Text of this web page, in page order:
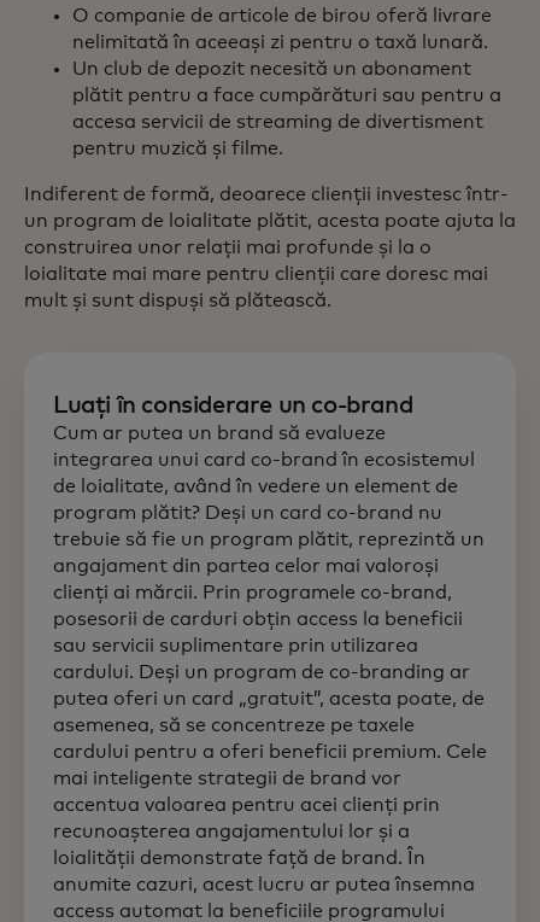
O companie de articole de birou oferă livrare
nelimitată în aceeași zi pentru o taxă lunară.
Un club de depozit necesită un abonament
plătit pentru a face cumpărături sau pentru a
accesa servicii de streaming de divertisment
pentru muzică și filme.
Indiferent de formă, deoarece clienții investesc într-
un program de loialitate plătit, acesta poate ajuta la
construirea unor relații mai profunde și la o
loialitate mai mare pentru clienții care doresc mai
mult și sunt dispuși să plătească.
Luați în considerare un co-brand
Cum ar putea un brand să evalueze
integrarea unui card co-brand în ecosistemul
de loialitate, având în vedere un element de
program plătit? Deși un card co-brand nu
trebuie să fie un program plătit, reprezintă un
angajament din partea celor mai valoroși
clienți ai mărcii. Prin programele co-brand,
posesorii de carduri obțin access la beneficii
sau servicii suplimentare prin utilizarea
cardului. Deși un program de co-branding ar
putea oferi un card „gratuit”, acesta poate, de
asemenea, să se concentreze pe taxele
cardului pentru a oferi beneficii premium. Cele
mai inteligente strategii de brand vor
accentua valoarea pentru acei clienți prin
recunoașterea angajamentului lor și a
loialității demonstrate față de brand. În
anumite cazuri, acest lucru ar putea însemna
access automat la beneficiile programului